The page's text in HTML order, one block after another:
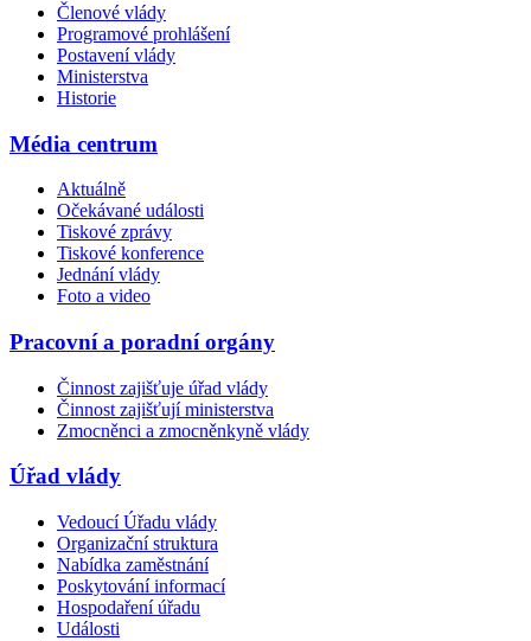
Členové vlády
Programové prohlášení
Postavení vlády
Ministerstva
Historie
Média centrum
Aktuálně
Očekávané události
Tiskové zprávy
Tiskové konference
Jednání vlády
Foto a video
Pracovní a poradní orgány
Činnost zajišťuje úřad vlády
Činnost zajišťují ministerstva
Zmocněnci a zmocněnkyně vlády
Úřad vlády
Vedoucí Úřadu vlády
Organizační struktura
Nabídka zaměstnání
Poskytování informací
Hospodaření úřadu
Události